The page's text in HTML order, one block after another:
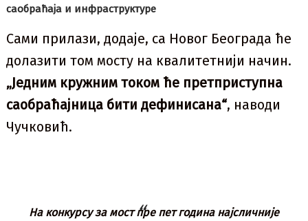
саобраћаја и инфраструктуре
Сами прилази, додаје, са Новог Београда ће
долазити том мосту на квалитетнији начин.
„Једним кружним током ће претприступна
саобраћајница бити дефинисана“, наводи
Чучковић.
На конкурсу за мост пре пет година најсличније